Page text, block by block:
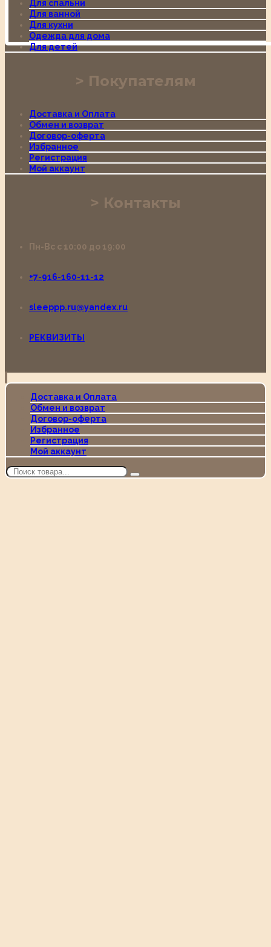
Для спальни
Для ванной
Для кухни
Одежда для дома
Для детей
Покупателям
Доставка и Оплата
Обмен и возврат
Договор-оферта
Избранное
Регистрация
Мой аккаунт
Контакты
Пн-Вс с 10:00 до 19:00
+7-916-160-11-12
sleeppp.ru@yandex.ru
РЕКВИЗИТЫ
Доставка и Оплата
Обмен и возврат
Договор-оферта
Избранное
Регистрация
Мой аккаунт